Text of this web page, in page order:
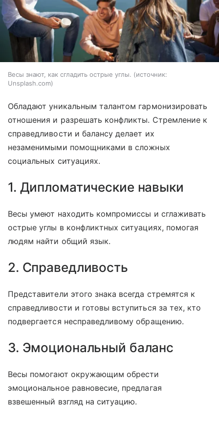
Весы знают, как сгладить острые углы.
источник:
Unsplash.com
Обладают уникальным талантом гармонизировать
отношения и разрешать конфликты. Стремление к
справедливости и балансу делает их
незаменимыми помощниками в сложных
социальных ситуациях.
1. Дипломатические навыки
Весы умеют находить компромиссы и сглаживать
острые углы в конфликтных ситуациях, помогая
людям найти общий язык.
2. Справедливость
Представители этого знака всегда стремятся к
справедливости и готовы вступиться за тех, кто
подвергается несправедливому обращению.
3. Эмоциональный баланс
Весы помогают окружающим обрести
эмоциональное равновесие, предлагая
взвешенный взгляд на ситуацию.